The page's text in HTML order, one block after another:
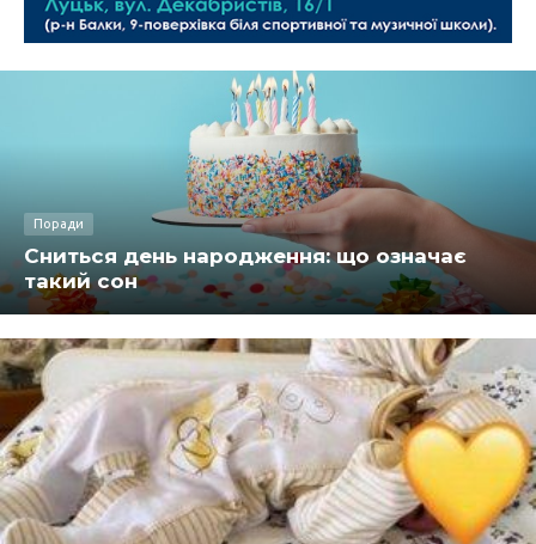
Поради
Сниться день народження: що означає
такий сон